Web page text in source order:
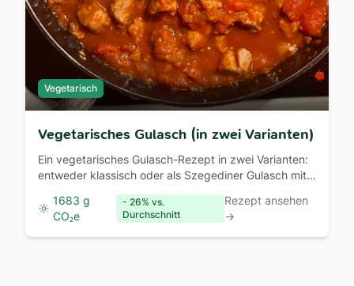
Vegetarisch
Vegetarisches Gulasch (in zwei Varianten)
Ein vegetarisches Gulasch-Rezept in zwei Varianten:
entweder klassisch oder als Szegediner Gulasch mit
1683 g
CO₂e
- 26% vs.
Durchschnitt
Rezept ansehen
→